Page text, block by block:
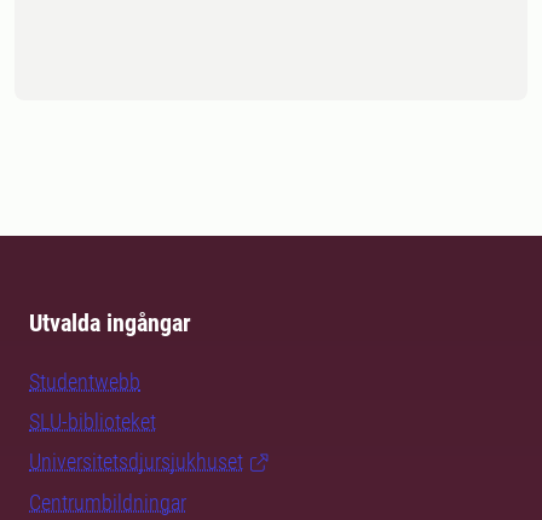
Utvalda ingångar
Studentwebb
SLU-biblioteket
Universitetsdjursjukhuset
Centrumbildningar